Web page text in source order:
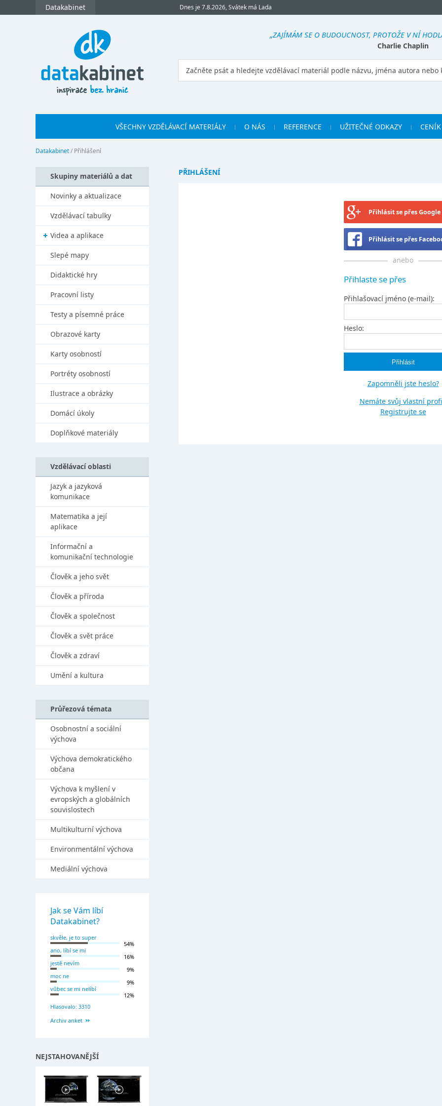
Datakabinet Dnes je 7.8.2026, Svátek má Lada
„ZAJÍMÁM SE O BUDOUCNOST, PROTOŽE V NÍ
Charlie Chaplin
VŠECHNY VZDĚLÁVACÍ MATERIÁLY O NÁS REFERENCE UŽITEČNÉ ODKAZY
Datakabinet/ Přihlášení
PŘIHLÁŠENÍ
Přihlásit se přes Google
Přihlásit se přes
anebo
Přihlaste se přes
Přihlašovací jméno (e-mail):
Heslo:
Zapomněli jste heslo?
Nemáte svůj vlastní
Registrujte se
Skupiny materiálů a dat
Novinky a aktualizace
Vzdělávací tabulky
Videa a aplikace
Slepé mapy
Didaktické hry
Pracovní listy
Testy a písemné práce
Obrazové karty
Karty osobností
Portréty osobností
Ilustrace a obrázky
Domácí úkoly
Doplňkové materiály
Vzdělávací oblasti
Jazyk a jazyková
komunikace
Matematika a její
aplikace
Informační a
komunikační technologie
Člověk a jeho svět
Člověk a příroda
Člověk a společnost
Člověk a svět práce
Člověk a zdraví
Umění a kultura
Průřezová témata
Osobnostní a sociální
výchova
Výchova demokratického
občana
Výchova k myšlení v
evropských a globálních
souvislostech
Multikulturní výchova
Environmentální výchova
Mediální výchova
Jak se Vám líbí
Datakabinet?
skvěle, je to super
54%
ano, líbí se mi
16%
jestě nevím
9%
moc ne
9%
vůbec se mi nelíbí
12%
Hlasovalo: 3310
Archiv anket
NEJSTAHOVANĚJŠÍ